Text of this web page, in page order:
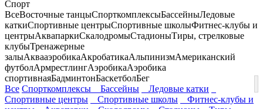
Спорт
ВсеВосточные танцыСпорткомплексыБассейныЛедовые
каткиСпортивные центрыСпортивные школыФитнес-клубы и
центрыАквапаркиСкалодромыСтадионыТиры, стрелковые
клубыТренажерные
залыАквааэробикаАкробатикаАльпинизмАмериканский
футболАрмрестлингАэробикаАэробика
спортивнаяБадминтонБаскетболБег
Все Спорткомплексы Бассейны
Ледовые катки
Спортивные центры
Спортивные школы
Фитнес-клубы и